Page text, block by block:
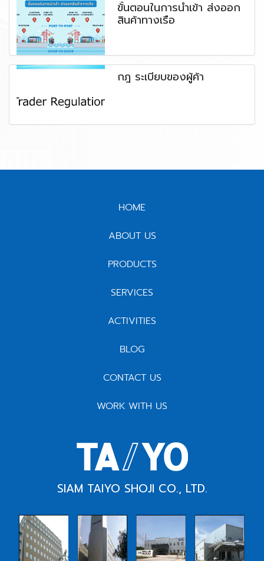
ขั้นตอนในการนำเข้า ส่งออก
สินค้าทางเรือ
กฎ ระเบียบของผู้ค้า
HOME
ABOUT US
PRODUCTS
SERVICES
ACTIVITIES
BLOG
CONTACT US
WORK WITH US
SIAM TAIYO SHOJI CO., LTD.